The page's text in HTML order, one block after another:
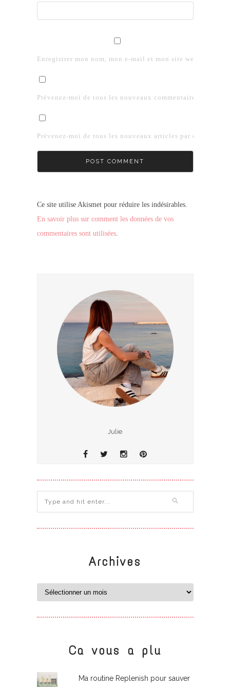
Enregistrer mon nom, mon e-mail et mon site web dans le
Prévenez-moi de tous les nouveaux commentaires par e-
Prévenez-moi de tous les nouveaux articles par e-mail.
Ce site utilise Akismet pour réduire les indésirables.
En savoir plus sur comment les données de vos
commentaires sont utilisées.
Julie
Archives
Ca vous a plu
Ma routine Replenish pour sauver